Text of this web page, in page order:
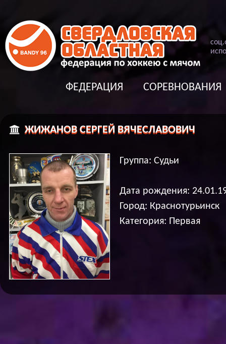
соц.
ФЕДЕРАЦИЯ СОРЕВНОВАНИЯ
ЖИЖАНОВ СЕРГЕЙ ВЯЧЕСЛАВОВИЧ
Группа: Судьи
Дата рождения:
Город: Краснотурьинск
Категория: Первая